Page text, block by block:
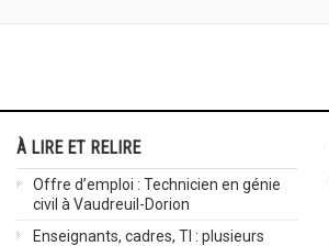
À LIRE ET RELIRE
Offre d’emploi : Technicien en génie
civil à Vaudreuil-Dorion
Enseignants, cadres, TI : plusieurs